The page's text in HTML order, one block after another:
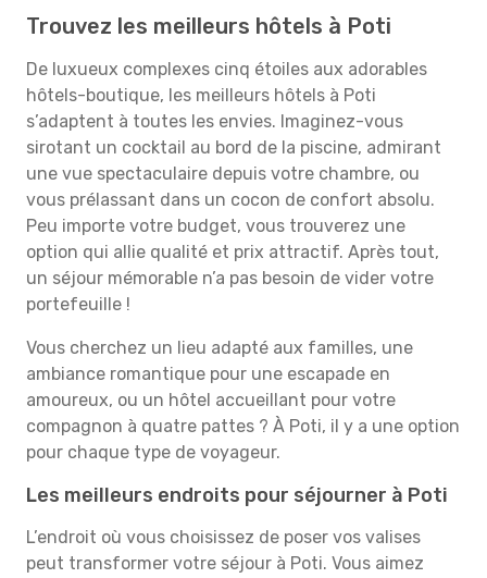
Trouvez les meilleurs hôtels à Poti
De luxueux complexes cinq étoiles aux adorables
hôtels-boutique, les meilleurs hôtels à Poti
s’adaptent à toutes les envies. Imaginez-vous
sirotant un cocktail au bord de la piscine, admirant
une vue spectaculaire depuis votre chambre, ou
vous prélassant dans un cocon de confort absolu.
Peu importe votre budget, vous trouverez une
option qui allie qualité et prix attractif. Après tout,
un séjour mémorable n’a pas besoin de vider votre
portefeuille !
Vous cherchez un lieu adapté aux familles, une
ambiance romantique pour une escapade en
amoureux, ou un hôtel accueillant pour votre
compagnon à quatre pattes ? À Poti, il y a une option
pour chaque type de voyageur.
Les meilleurs endroits pour séjourner à Poti
L’endroit où vous choisissez de poser vos valises
peut transformer votre séjour à Poti. Vous aimez